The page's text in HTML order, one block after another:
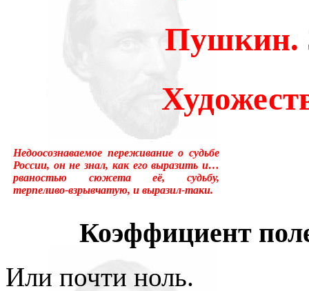
надо было писать
менять в тысячах мест,
устаревшим.Ещё одна
применение слова
состояние,
[отличающемуся от
у растений, и у
вторая сигнальная
всюду применял как чисто
Пушкин.
Недоосознаваемое переживание о судьбе
России, он не знал, как его выразить и…
рваностью сюжета её, судьбу,
терпеливо-взрывчатую, и выразил-таки.
Коэффициент
Или почти ноль.